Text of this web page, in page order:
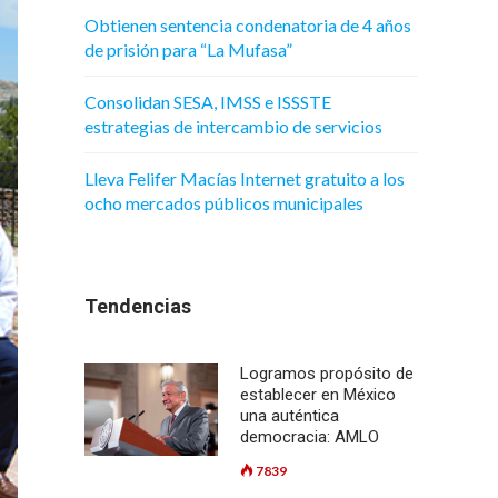
Obtienen sentencia condenatoria de 4 años
de prisión para “La Mufasa”
Consolidan SESA, IMSS e ISSSTE
estrategias de intercambio de servicios
Lleva Felifer Macías Internet gratuito a los
ocho mercados públicos municipales
Tendencias
Logramos propósito de
establecer en México
una auténtica
democracia: AMLO
7839